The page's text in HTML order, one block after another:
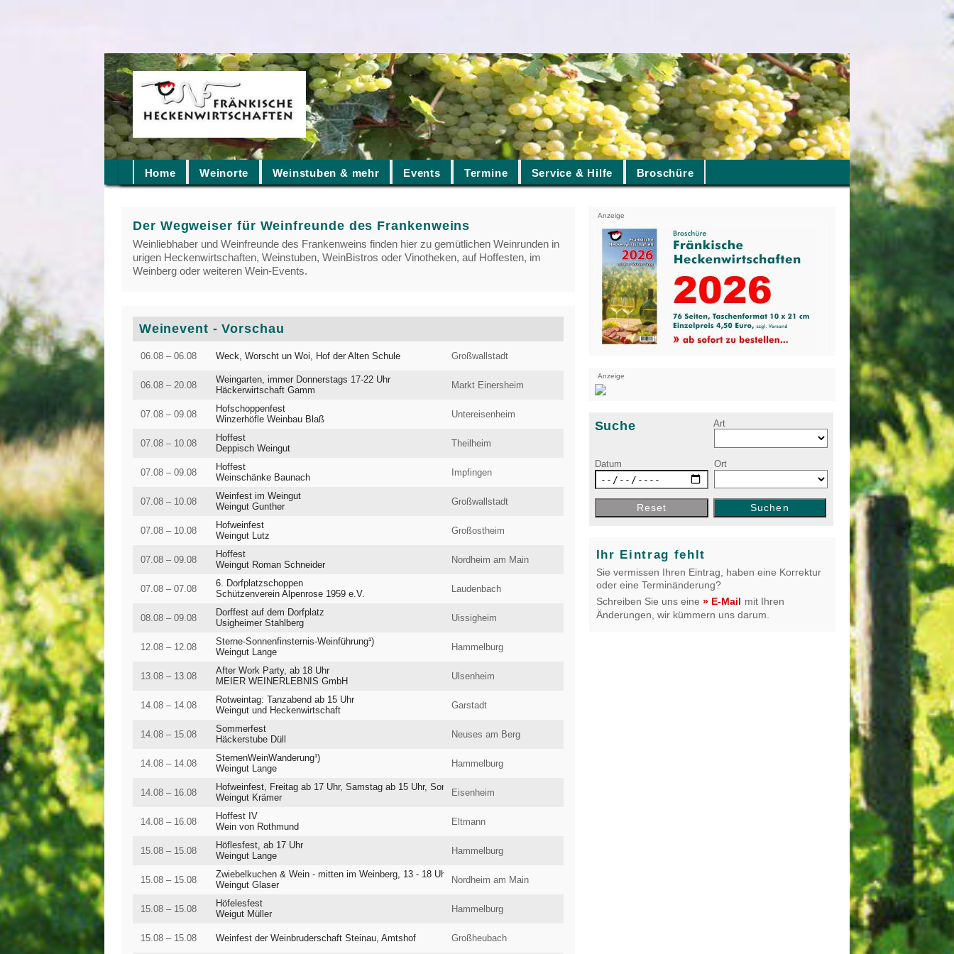
Home Weinorte Weinstuben & mehr Events Termine Service & Hilfe Broschüre
Der Wegweiser für Weinfreunde des Frankenweins
Weinliebhaber und Weinfreunde des Frankenweins finden hier zu gemütlichen Weinrunden in
urigen Heckenwirtschaften, Weinstuben, WeinBistros oder Vinotheken, auf Hoffesten, im
Weinberg oder weiteren Wein-Events.
Weinevent - Vorschau
06.08 – 06.08 Weck, Worscht un Woi, Hof der Alten Schule Großwallstadt
06.08 – 20.08
Weingarten, immer Donnerstags 17-22 Uhr
Häckerwirtschaft Gamm
Markt Einersheim
07.08 – 09.08
Hofschoppenfest
Winzerhöfle Weinbau Blaß
Untereisenheim
07.08 – 10.08
Hoffest
Deppisch Weingut
Theilheim
07.08 – 09.08
Hoffest
Weinschänke Baunach
Impfingen
07.08 – 10.08
Weinfest im Weingut
Weingut Gunther
Großwallstadt
07.08 – 10.08
Hofweinfest
Weingut Lutz
Großostheim
07.08 – 09.08
Hoffest
Weingut Roman Schneider
Nordheim am Main
07.08 – 07.08
6. Dorfplatzschoppen
Schützenverein Alpenrose 1959 e.V.
Laudenbach
08.08 – 09.08
Dorffest auf dem Dorfplatz
Usigheimer Stahlberg
Uissigheim
12.08 – 12.08
Sterne-Sonnenfinsternis-Weinführung¹)
Weingut Lange
Hammelburg
13.08 – 13.08
After Work Party, ab 18 Uhr
MEIER WEINERLEBNIS GmbH
Ulsenheim
14.08 – 14.08
Rotweintag: Tanzabend ab 15 Uhr
Weingut und Heckenwirtschaft
Garstadt
14.08 – 15.08
Sommerfest
Häckerstube Düll
Neuses am Berg
14.08 – 14.08
SternenWeinWanderung¹)
Weingut Lange
Hammelburg
14.08 – 16.08
Hofweinfest, Freitag ab 17 Uhr, Samstag ab 15 Uhr, Sonntag ab 14 Uhr
Weingut Krämer
Eisenheim
14.08 – 16.08
Hoffest IV
Wein von Rothmund
Eltmann
15.08 – 15.08
Höflesfest, ab 17 Uhr
Weingut Lange
Hammelburg
15.08 – 15.08
Zwiebelkuchen & Wein - mitten im Weinberg, 13 - 18 Uhr
Weingut Glaser
Nordheim am Main
15.08 – 15.08
Höfelesfest
Weigut Müller
Hammelburg
15.08 – 15.08 Weinfest der Weinbruderschaft Steinau, Amtshof Großheubach
Anzeige
Anzeige
Suche Art
Datum Ort
Reset Suchen
Ihr Eintrag fehlt
Sie vermissen Ihren Eintrag, haben eine Korrektur
oder eine Terminänderung?
Schreiben Sie uns eine » E-Mail
mit Ihren
Änderungen, wir kümmern uns darum.